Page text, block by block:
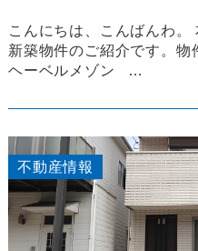
こんにちは、こんばんわ
新築物件のご紹介です。
ヘーベルメゾン …
不動産情報